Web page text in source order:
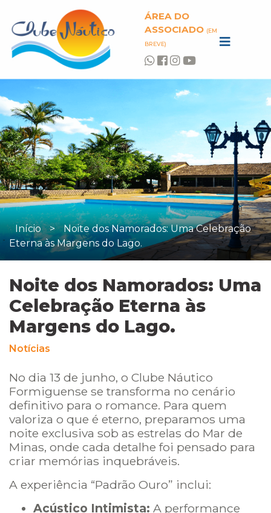
ÁREA DO
ASSOCIADO (EM
BREVE)
Início > Noite dos Namorados: Uma Celebração
Eterna às Margens do Lago.
Noite dos Namorados: Uma
Celebração Eterna às
Margens do Lago.
Notícias
No dia 13 de junho, o Clube Náutico
Formiguense se transforma no cenário
definitivo para o romance. Para quem
valoriza o que é eterno, preparamos uma
noite exclusiva sob as estrelas do Mar de
Minas, onde cada detalhe foi pensado para
criar memórias inquebráveis.
A experiência “Padrão Ouro” inclui:
Acústico Intimista: A performance